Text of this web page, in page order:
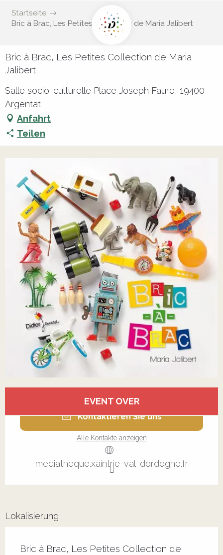
Startseite
Bric à Brac, Les Petites Collection de Maria Jalibert
Bric à Brac, Les Petites Collection de Maria
Jalibert
Salle socio-culturelle Place Joseph Faure, 19400
Argentat
Anfahrt
Teilen
EVENT OVER
Kontaktieren Sie uns
Alle Kontakte anzeigen
mediatheque.xaintrie-val-dordogne.fr
Lokalisierung
Bric à Brac, Les Petites Collection de